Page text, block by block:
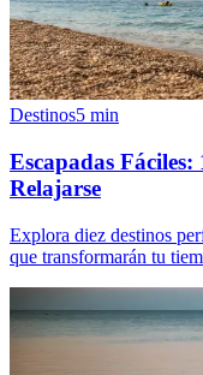
Destinos5 min
Escapadas
Relajarse
Explora diez destinos
que transformarán tu